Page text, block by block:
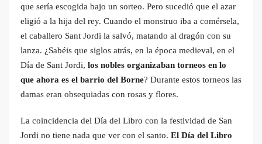
que sería escogida bajo un sorteo. Pero sucedió que el azar
eligió a la hija del rey. Cuando el monstruo iba a comérsela,
el caballero Sant Jordi la salvó, matando al dragón con su
lanza. ¿Sabéis que siglos atrás, en la época medieval, en el
Día de Sant Jordi, los nobles organizaban torneos en lo
que ahora es el barrio del Borne? Durante estos torneos las
damas eran obsequiadas con rosas y flores.
La coincidencia del Día del Libro con la festividad de San
Jordi no tiene nada que ver con el santo. El Día del Libro